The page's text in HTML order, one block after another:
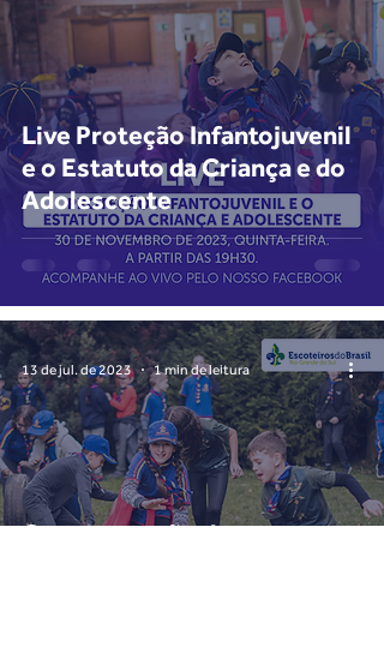
Live Proteção Infantojuvenil
e o Estatuto da Criança e do
Adolescente
Comemoração dos 33 anos
13 de jul. de 2023 1 min de leitura